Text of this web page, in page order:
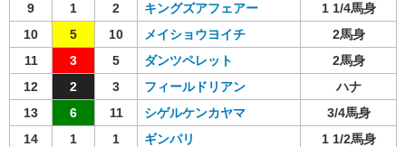
9
1 2 キングズアフェアー
1 1/4馬身
10
5 10 メイショウヨイチ
2馬身
11
3 5 ダンツペレット
2馬身
12
2 3 フィールドリアン
ハナ
13
6 11 シゲルケンカヤマ
3/4馬身
14
1 1 ギンパリ
1 1/2馬身